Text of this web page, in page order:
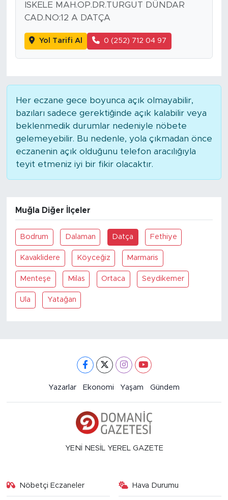
ISKELE MAH.OP.DR.TURGUT DÜNDAR
CAD.NO:12 A DATÇA
Yol Tarifi Al 0 (252) 712 04 97
Her eczane gece boyunca açık olmayabilir,
bazıları sadece gerektiğinde açık kalabilir veya
beklenmedik durumlar nedeniyle nöbete
gelemeyebilir. Bu nedenle, yola çıkmadan önce
eczanenin açık olduğunu telefon aracılığıyla
teyit etmeniz iyi bir fikir olacaktır.
Muğla Diğer İlçeler
Bodrum Dalaman Datça Fethiye
Kavaklidere Köyceğiz Marmaris
Menteşe Milas Ortaca Seydikemer
Ula Yatağan
Yazarlar Ekonomi Yaşam Gündem
YENİ NESİL YEREL GAZETE
Nöbetçi Eczaneler Hava Durumu